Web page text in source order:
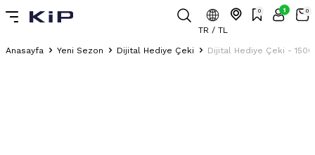
TR / TL
0 1 0
Anasayfa Yeni Sezon Dijital Hediye Çeki Dijital Hediye Çeki - 1500